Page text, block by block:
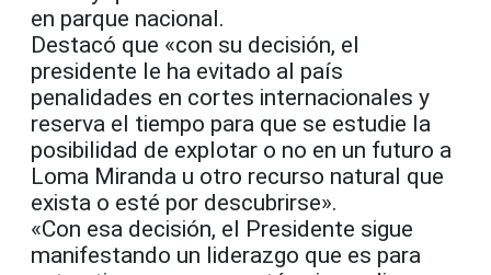
en parque nacional.
Destacó que «con su decisión, el
presidente le ha evitado al país
penalidades en cortes internacionales y
reserva el tiempo para que se estudie la
posibilidad de explotar o no en un futuro a
Loma Miranda u otro recurso natural que
exista o esté por descubrirse».
«Con esa decisión, el Presidente sigue
manifestando un liderazgo que es para